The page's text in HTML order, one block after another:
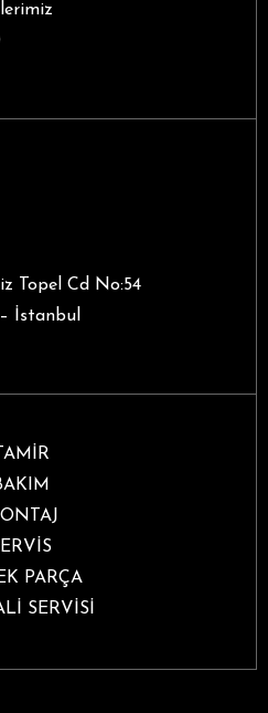
Topel Cd No:54
İstanbul
PARÇA
SERVİSİ